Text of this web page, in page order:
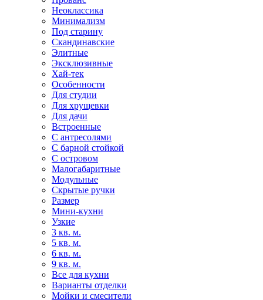
Неоклассика
Минимализм
Под старину
Скандинавские
Элитные
Эксклюзивные
Хай-тек
Особенности
Для студии
Для хрущевки
Для дачи
Встроенные
С антресолями
С барной стойкой
С островом
Малогабаритные
Модульные
Скрытые ручки
Размер
Мини-кухни
Узкие
3 кв. м.
5 кв. м.
6 кв. м.
9 кв. м.
Все для кухни
Варианты отделки
Мойки и смесители